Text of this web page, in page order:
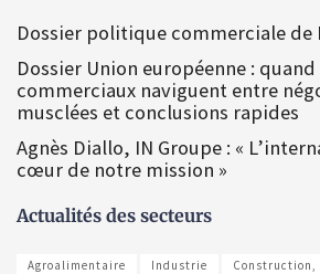
Dossier politique commerciale de
Dossier Union européenne :
commerciaux naviguent entre
musclées et conclusions rapides
Agnès Diallo, IN Groupe : «
cœur de notre mission »
Actualités des secteurs
Agroalimentaire Industrie Construction,